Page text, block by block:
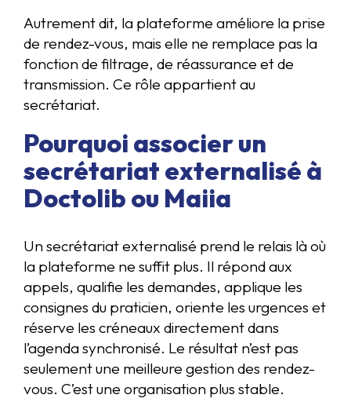
Autrement dit, la plateforme améliore la prise
de rendez-vous, mais elle ne remplace pas la
fonction de filtrage, de réassurance et de
transmission. Ce rôle appartient au
secrétariat.
Pourquoi associer un
secrétariat externalisé à
Doctolib ou Maiia
Un secrétariat externalisé prend le relais là où
la plateforme ne suffit plus. Il répond aux
appels, qualifie les demandes, applique les
consignes du praticien, oriente les urgences et
réserve les créneaux directement dans
l’agenda synchronisé. Le résultat n’est pas
seulement une meilleure gestion des rendez-
vous. C’est une organisation plus stable.